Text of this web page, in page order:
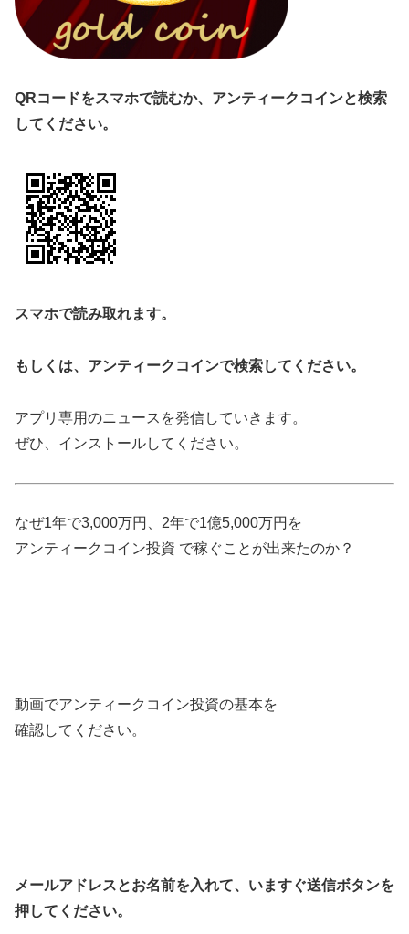
QRコードをスマホで読むか、アンティークコインと検索
してください。
スマホで読み取れます。
もしくは、アンティークコインで検索してください。
アプリ専用のニュースを発信していきます。
ぜひ、インストールしてください。
なぜ1年で3,000万円、2年で1億5,000万円を
アンティークコイン投資 で稼ぐことが出来たのか？
動画でアンティークコイン投資の基本を
確認してください。
メールアドレスとお名前を入れて、いますぐ送信ボタンを
押してください。